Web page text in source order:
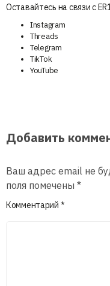
Оставайтесь на связи с
Instagram
Threads
Telegram
TikTok
YouTube
Добавить
Ваш адрес email не
поля помечены *
Комментарий *